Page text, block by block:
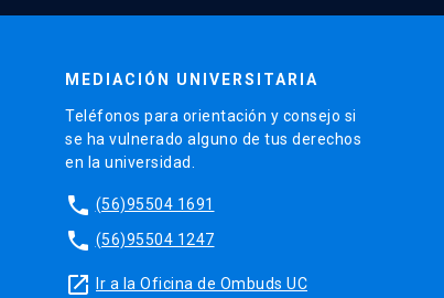
MEDIACIÓN UNIVERSITARIA
Teléfonos para orientación y consejo si
se ha vulnerado alguno de tus derechos
en la universidad.
phone (56)95504 1691
phone (56)95504 1247
launch Ir a la Oficina de Ombuds UC